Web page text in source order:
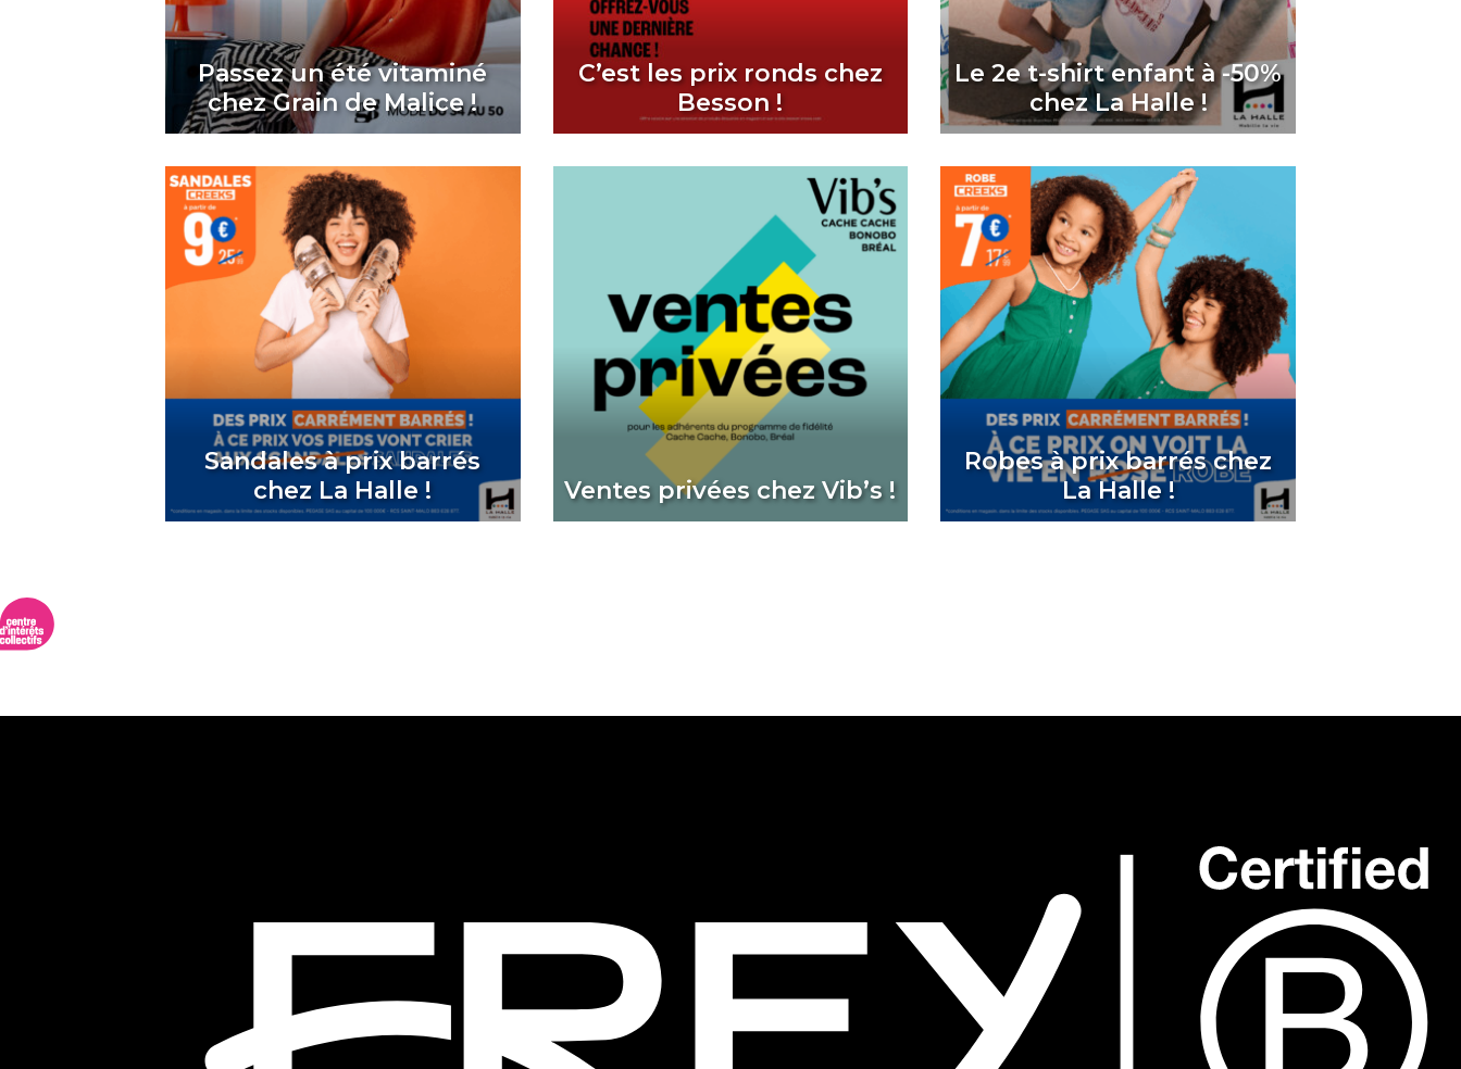
Passez un été vitaminé
chez Grain de Malice !
C’est les prix ronds chez
Besson !
Le 2e t-shirt enfant à -50%
chez La Halle !
Sandales à prix barrés
chez La Halle !
Ventes privées chez Vib’s !
Robes à prix barrés chez
La Halle !